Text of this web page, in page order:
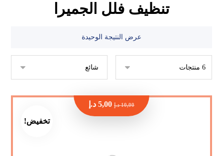
تنظيف فلل الجميرا
عرض النتيجة الوحيدة
تخفيض!
10,00 د.إ 5,00 د.إ